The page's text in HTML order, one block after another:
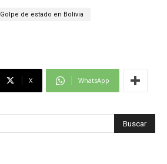
Golpe de estado en Bolivia
X WhatsApp